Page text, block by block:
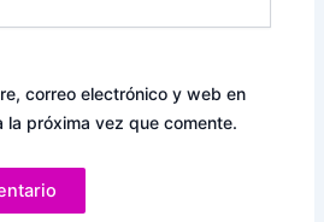
correo electrónico y web en
próxima vez que comente.